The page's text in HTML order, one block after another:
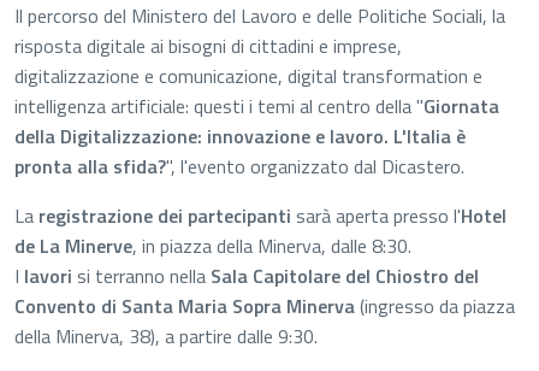
​Il percorso del Ministero del Lavoro e delle Politiche Sociali, la
risposta digitale ai bisogni di cittadini e imprese,
digitalizzazione e comunicazione, digital transformation e
intelligenza artificiale: questi i temi al centro della "Giornata
della Digitalizzazione: innovazione e lavoro. L'Italia è
pronta alla sfida?", l'evento organizzato dal Dicastero.
La registrazione dei partecipanti sarà aperta presso l'Hotel
de La Minerve, in piazza della Minerva, dalle 8:30.
I lavori si terranno nella Sala Capitolare del Chiostro del
Convento di Santa Maria Sopra Minerva(ingresso da piazza
della Minerva, 38), a partire dalle 9:30.